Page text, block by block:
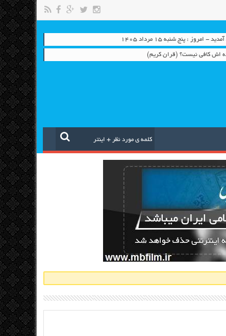
امروز : پنج شنبه ۱۵ مرداد ۱۴۰۵
اش کافی نیست؟ (قران کریم)